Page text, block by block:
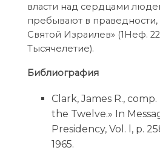
власти над сердцами
пребывают в праведности,
Святой Израилев» (1Неф.
Тысячелетие).
Библиография
Clark, James R.,
the Twelve.» In
Presidency, Vol. l, p.
1965.